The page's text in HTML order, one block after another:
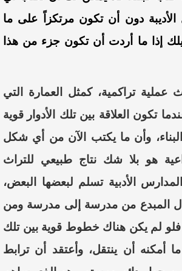
دون أن تكون مرتكزاً على ما
إذا ما أردت أن تكون جزء من هذا
عملية تراكمية، كمثل العمارة التي
تكون العلاقة بين تلك الأدوار قوية
وأن ما يكتب الآن من أي شكل
هو بلا شك نتاج طبيعي للتراث
الأدبية تسلم لبعضها البعض،
المبدع من مدرسة إلى مدرسة ومن
فلو لم يكن هناك خطوط قوية بين تلك
أمكنه أن ينتقل، وأعتقد أن ترابط